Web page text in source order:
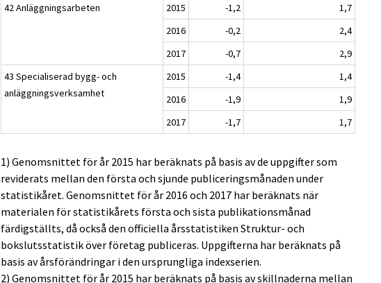
42 Anläggningsarbeten
2015 -1,2
1,7
2016
-0,2
2,4
2017
-0,7
2,9
43 Specialiserad bygg- och
anläggningsverksamhet
2015 -1,4
1,4
2016
-1,9
1,9
2017
-1,7 1,7
1) Genomsnittet för år 2015 har beräknats på basis av de uppgifter som
reviderats mellan den första och sjunde publiceringsmånaden under
statistikåret. Genomsnittet för år 2016 och 2017 har beräknats när
materialen för statistikårets första och sista publikationsmånad
färdigställts, då också den officiella årsstatistiken Struktur- och
bokslutsstatistik över företag publiceras. Uppgifterna har beräknats på
basis av årsförändringar i den ursprungliga indexserien.
2) Genomsnittet för år 2015 har beräknats på basis av skillnaderna mellan